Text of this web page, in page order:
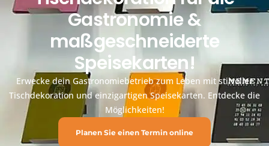
Gastronomie &
maßgeschneiderte
Speisekarten!
Erwecke dein Gastronomiebetrieb zum Leben mit stilvoller
Tischdekoration und einzigartigen Speisekarten. Entdecke die
Möglichkeiten!
Planen Sie einen Termin online